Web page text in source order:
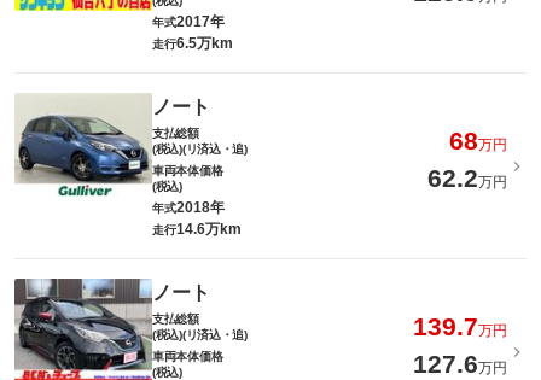
年式2017年
走行6.5万km
ノート
支払総額
(税込)(リ済込・追)
68万円
車両本体価格
(税込)
62.2万円
年式2018年
走行14.6万km
ノート
支払総額
(税込)(リ済込・追)
139.7万円
車両本体価格
(税込)
127.6万円